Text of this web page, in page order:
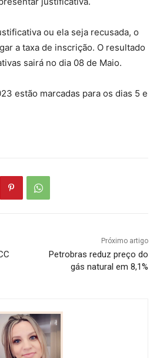
ou ela seja recusada, o
a taxa de inscrição. O resultado
sairá no dia 08 de Maio.
estão marcadas para os dias 5 e
Próximo artigo
Petrobras reduz preço do
gás natural em 8,1%